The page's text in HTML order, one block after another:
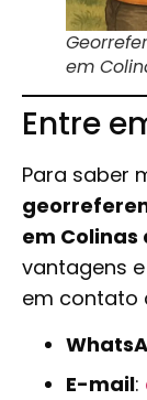
em
Entre
Para saber
em Colinas
vantagens
em contato
E-mail: